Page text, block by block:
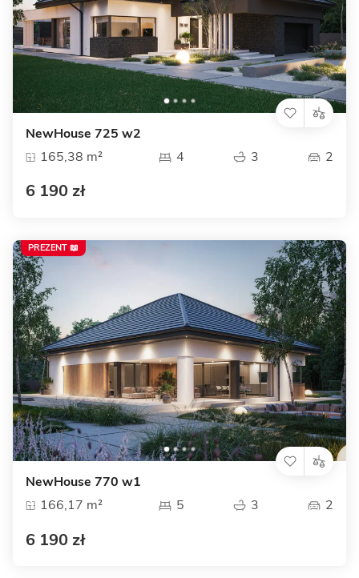
NewHouse 725 w2
165,38 m²
4 3 2
6 190 zł
NewHouse 770 w1
166,17 m²
5 3 2
6 190 zł
PREZENT 📖